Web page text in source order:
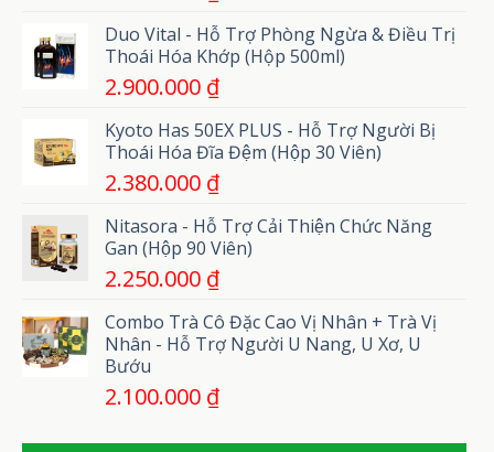
Duo Vital - Hỗ Trợ Phòng Ngừa & Điều Trị
Thoái Hóa Khớp (Hộp 500ml)
2.900.000 ₫
Kyoto Has 50EX PLUS - Hỗ Trợ Người Bị
Thoái Hóa Đĩa Đệm (Hộp 30 Viên)
2.380.000 ₫
Nitasora - Hỗ Trợ Cải Thiện Chức Năng
Gan (Hộp 90 Viên)
2.250.000 ₫
Combo Trà Cô Đặc Cao Vị Nhân + Trà Vị
Nhân - Hỗ Trợ Người U Nang, U Xơ, U
Bướu
2.100.000 ₫